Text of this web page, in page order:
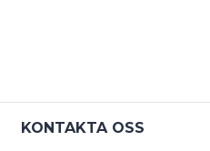
KONTAKTA OSS